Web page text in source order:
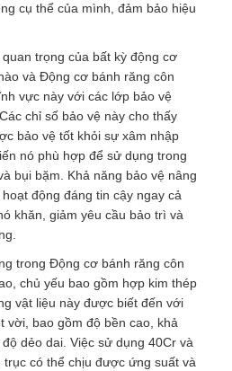
cụ thể của mình, đảm bảo hiệu
trọng của bất kỳ động cơ
và Động cơ bánh răng côn
vực này với các lớp bảo vệ
chỉ số bảo vệ này cho thấy
bảo vệ tốt khỏi sự xâm nhập
nó phù hợp để sử dụng trong
bụi bặm. Khả năng bảo vệ nâng
động đáng tin cậy ngay cả
khăn, giảm yêu cầu bảo trì và
trong Động cơ bánh răng côn
chủ yếu bao gồm hợp kim thép
vật liệu này được biết đến với
vời, bao gồm độ bền cao, khả
dẻo dai. Việc sử dụng 40Cr và
trục có thể chịu được ứng suất và